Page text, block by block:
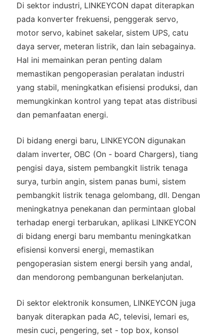
Di sektor industri, LINKEYCON dapat diterapkan
pada konverter frekuensi, penggerak servo,
motor servo, kabinet sakelar, sistem UPS, catu
daya server, meteran listrik, dan lain sebagainya.
Hal ini memainkan peran penting dalam
memastikan pengoperasian peralatan industri
yang stabil, meningkatkan efisiensi produksi, dan
memungkinkan kontrol yang tepat atas distribusi
dan pemanfaatan energi.
Di bidang energi baru, LINKEYCON digunakan
dalam inverter, OBC (On - board Chargers), tiang
pengisi daya, sistem pembangkit listrik tenaga
surya, turbin angin, sistem panas bumi, sistem
pembangkit listrik tenaga gelombang, dll. Dengan
meningkatnya penekanan dan permintaan global
terhadap energi terbarukan, aplikasi LINKEYCON
di bidang energi baru membantu meningkatkan
efisiensi konversi energi, memastikan
pengoperasian sistem energi bersih yang andal,
dan mendorong pembangunan berkelanjutan.
Di sektor elektronik konsumen, LINKEYCON juga
banyak diterapkan pada AC, televisi, lemari es,
mesin cuci, pengering, set - top box, konsol